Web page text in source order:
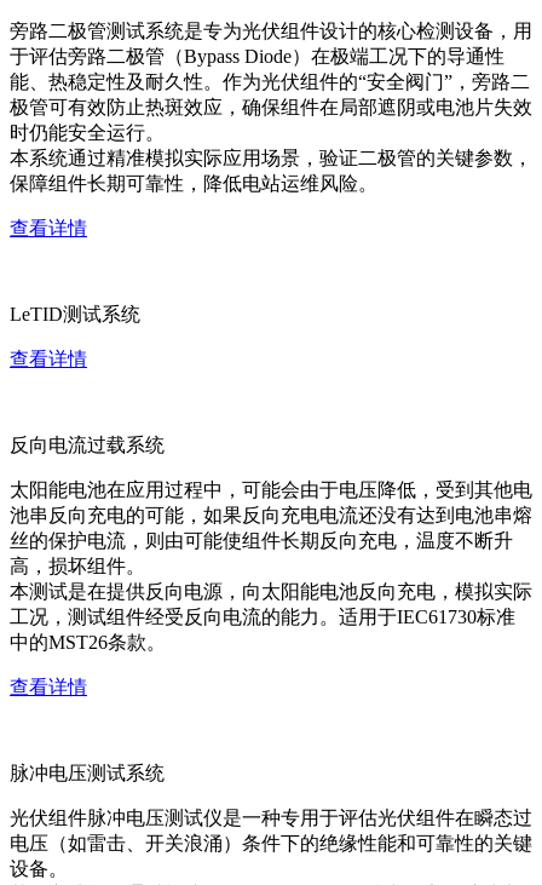
旁路二极管测试系统是专为光伏组件设计的核心检测设备，用
于评估旁路二极管（Bypass Diode）在极端工况下的导通性
能、热稳定性及耐久性。作为光伏组件的“安全阀门”，旁路二
极管可有效防止热斑效应，确保组件在局部遮阴或电池片失效
时仍能安全运行。
本系统通过精准模拟实际应用场景，验证二极管的关键参数，
保障组件长期可靠性，降低电站运维风险。
查看详情
LeTID测试系统
查看详情
反向电流过载系统
太阳能电池在应用过程中，可能会由于电压降低，受到其他电
池串反向充电的可能，如果反向充电电流还没有达到电池串熔
丝的保护电流，则由可能使组件长期反向充电，温度不断升
高，损坏组件。
本测试是在提供反向电源，向太阳能电池反向充电，模拟实际
工况，测试组件经受反向电流的能力。适用于IEC61730标准
中的MST26条款。
查看详情
脉冲电压测试系统
光伏组件脉冲电压测试仪是一种专用于评估光伏组件在瞬态过
电压（如雷击、开关浪涌）条件下的绝缘性能和可靠性的关键
设备。